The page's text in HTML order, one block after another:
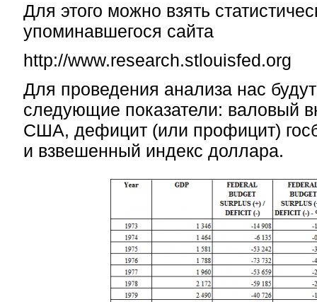
Для этого можно взять
упоминавшегося сайта
http://www.research.stlouisfed.org
Для проведения анализа нас
следующие показатели: валовый
США, дефицит (или профицит)
и взвешенный индекс доллара.